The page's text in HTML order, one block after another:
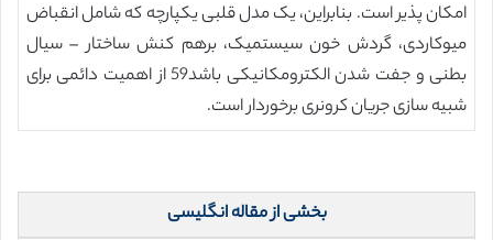
امکان پذیر است. بنابراین، یک مدل قلبی یکپارچه که شامل انقباض
میوکاردی، گردش خون سیستمیک، برهم کنش ساختار – سیال
بطنی و جفت شدن الکترومکانیکی باشد59 از اهمیت دائمی برای
شبیه سازی جریان کرونری برخوردار است.
بخشی از مقاله انگلیسی